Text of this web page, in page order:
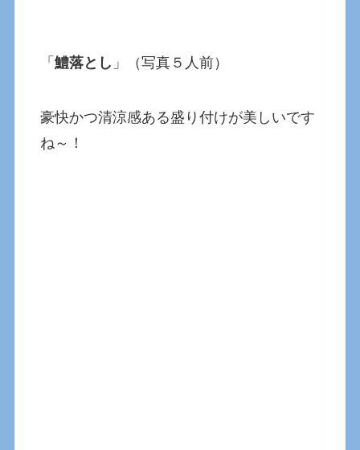
「鱧落とし 」（写真５人前）
豪快かつ清涼感ある盛り付けが美しいです
ね～！